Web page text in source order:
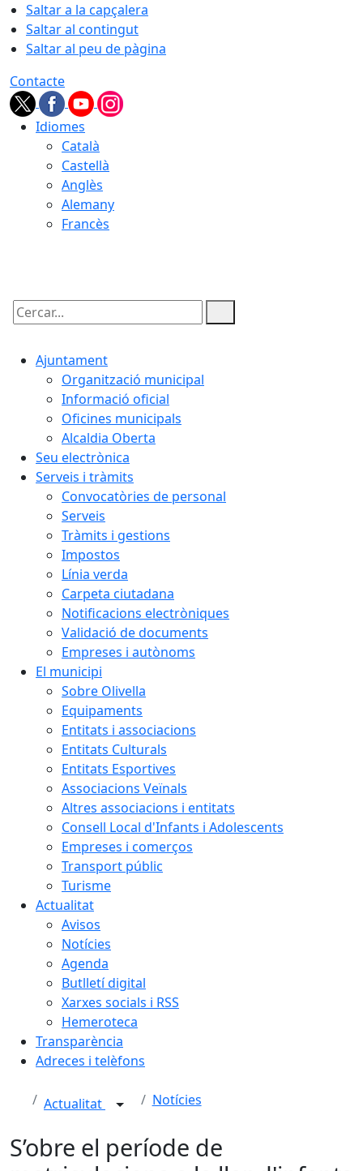
Saltar a la capçalera
Saltar al contingut
Saltar al peu de pàgina
Contacte
Idiomes
Català
Castellà
Anglès
Alemany
Francès
Cercar:
Ajuntament
Organització municipal
Informació oficial
Oficines municipals
Alcaldia Oberta
Seu electrònica
Serveis i tràmits
Convocatòries de personal
Serveis
Tràmits i gestions
Impostos
Línia verda
Carpeta ciutadana
Notificacions electròniques
Validació de documents
Empreses i autònoms
El municipi
Sobre Olivella
Equipaments
Entitats i associacions
Entitats Culturals
Entitats Esportives
Associacions Veïnals
Altres associacions i entitats
Consell Local d'Infants i Adolescents
Empreses i comerços
Transport públic
Turisme
Actualitat
Avisos
Notícies
Agenda
Butlletí digital
Xarxes socials i RSS
Hemeroteca
Transparència
Adreces i telèfons
Actualitat Notícies
S’obre el període de